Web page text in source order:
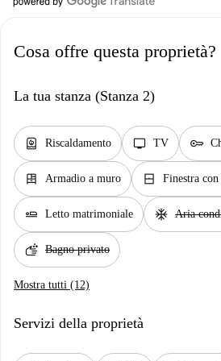
Cosa offre questa proprietà?
La tua stanza (Stanza 2)
water_heater Riscaldamento tv TV key
dresser Armadio a muro window_closed Finestra
airline_seat_flat Letto matrimoniale ac_unit Aria
soap Bagno privato
Mostra tutti (12)
Servizi della proprietà